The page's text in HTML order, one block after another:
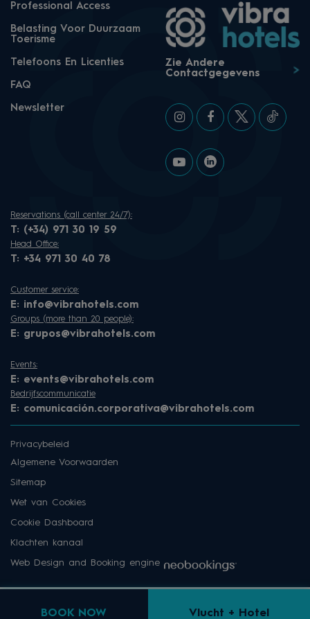
BOOK NOW Vlucht + Hotel
Professional Access
Belasting Voor Duurzaam
Toerisme
Telefoons En Licenties
FAQ
Newsletter
Zie Andere
Contactgegevens
Reservations (call center 24/7):
T: (+34) 971 30 19 59
Head Office:
T: +34 971 30 40 78
Customer service:
E: info@vibrahotels.com
Groups (more than 20 people):
E: grupos@vibrahotels.com
Events:
E: events@vibrahotels.com
Bedrijfscommunicatie
E: comunicación.corporativa@vibrahotels.com
Privacybeleid
Algemene Voorwaarden
Sitemap
Wet van Cookies
Cookie Dashboard
Klachten kanaal
Web Design and Booking engine